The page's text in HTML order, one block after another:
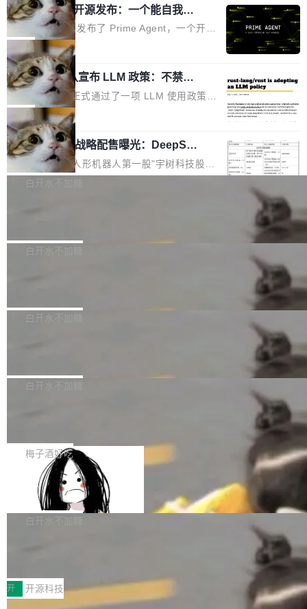
键的是 FA2 的持久性...
（OHDD：OpenHarmony Hardware Develope
r Day）将在杭州启航。活动面向智能硬件产业
链企业和开发者，邀请行业专家与资深技术顾
问，围绕开源鸿蒙技术能力、设备适配、芯片适
配、功耗与稳定性调优、兼容性测评及统一互联
等内容展开系统讲解和实战交流，帮助企业进一
步了解开源鸿蒙在智能...
障无法工作。Pages、Copilot code review、C
opilot coding agent 全部受影响。从检测到完全
恢复，大约 12 小时。 这是 2026 年 8 月的第六
起事故，其中四起与 AI/Copilot 服务相关。 Git
Hub 员工 kdaigle 在 HN 讨论中贴出了一组数
据：2025 年全年 10 亿次 commit。现在，每周
2.75 亿次，全年预计 140 亿次。GitHub...
Prime Agent 开源发布：一个能自我改
进的编程 Agent，ARC-AGI 3 超越人类
专家基线
Prime Intellect 发布了 Prime Agent，一个开源
的编程 Agent Harness，核心设计围绕两个抽
象：Recursive Language Model（RLM）和 C
ontinual Harness。在 ARC-AGI 3 基准测试
上，Prime Agent + Opus 5 的组合达到了 95.
5% RHAE Best@1，超过了 ARC 报告的人类专
家基线 95.4%。 不是又一个 coding agent 包装
器 Prime Agent 的架构和市面上大多数 coding
agent 有本质区别。大多数 agent harness 的设
计是基于早期模型的能力—...
局
Rust 项目团队宣布 LLM 政策：不禁
止，但你要承认哪些代码不是你写的
Rust 语言项目正式通过了一项 LLM 使用政策，
覆盖 rust-lang/rust 单一仓库的代码贡献。这不
是项目级别的官方立场，目前由五个团队采纳，
但它可能是主流开源项目中关于 AI 辅助贡献最
细致的一份规则。 政策的核心只有一句话：LLM
可以用来分析、提炼、审阅、建议，但不能用来
不得生成涉及安全性的关键变更，除非作者本身
局
宇树科技 IPO 战略配售曝光：DeepSe
ek 获配 93.3 万股，锁定 36 个月
8月6日晚间，“人形机器人第一股”宇树科技股份
有限公司披露IPO发行价格及战略配售结果，杭
36个月。 公告显示，本次宇树科技战略配售对
员工参与设立的专项资产管理计划。其中，Dee
获配9...
白开水不加糖
Bug fixes and enhancements 修复多次传递同
一个回归问题，该问题导致拉取镜像时会拒绝包
题，该问题可能导致在旧版 Linux 内核...
白开水不加糖
e 孵化器项目管理委员会（IPMC）投票中获得
P）！这一里程碑不仅标志着 Fluss 迈入新的发
白开水不加糖
长期停止内容更新，未能实现其作为“AI版维基百
提交的编辑请求也长期处于待处理状态。 Groki
pedia 于去年底上线，定位为由人工智能生成内
容的百科平台，被马斯克视为传统众包百科网站
维基百科的替代方案。Lawfare 调查发现，无论
热门页面还是低关注度页面，均未出现近期更
白开水不加糖
是这样的：配 MessageSource 的 Bean、写 R
eloadableResourceBundleMessageSource、
声明 LocaleResolver、注册 LocaleChangeInt
erceptor…五六步之后才能看到第一行翻译文
本。 Solon 换了个方式。整个 i18n 模块围绕三
梅子酒好吃
Apache Doris 4.1 全面增强 Iceberg：
支持 UPDATE、MERGE INTO 与 Iceb
erg V3
Apache Doris 4.1 要补齐的，正是缺失的那一
半。在已有查询能力的基础上，Doris 进一步支
常维护操作，并完整支持 Iceberg V3 格式。
白开水不加糖
村国家自主创新示范区会议中心开幕。本届大会
由中关村智联软件服务业质量创新联盟主办，以
开 开源科技